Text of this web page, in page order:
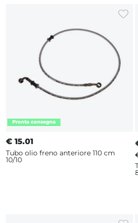
€ 15.01
Tubo olio freno anteriore 110 cm
10/10